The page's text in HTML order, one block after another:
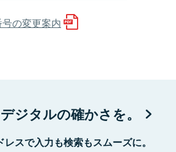
の変更案内
ジタルの確かさを。
スで入力も検索もスムーズに。